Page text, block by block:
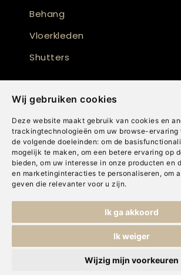
Wij gebruiken cookies
Deze website maakt gebruik van cookies en
trackingtechnologieën om uw browse-ervaring
de volgende doeleinden: om de
mogelijk te maken , om een betere ervaring op
bieden, om uw interesse in onze producten en
en marketinginteracties te personaliseren , om
geven die relevanter voor u zijn.
Ik ga akkoord
Ik weiger
Wijzig mijn voorkeuren
Behang
Vloerkleden
Shutters
Cookies